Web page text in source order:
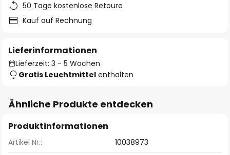
50 Tage kostenlose Retoure
Kauf auf Rechnung
Lieferinformationen
Lieferzeit: 3 - 5 Wochen
Gratis Leuchtmittel enthalten
Ähnliche Produkte entdecken
Produktinformationen
Artikel Nr.: 10038973